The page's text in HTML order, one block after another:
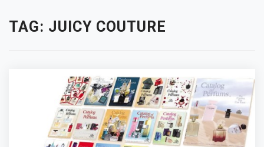
TAG: JUICY COUTURE